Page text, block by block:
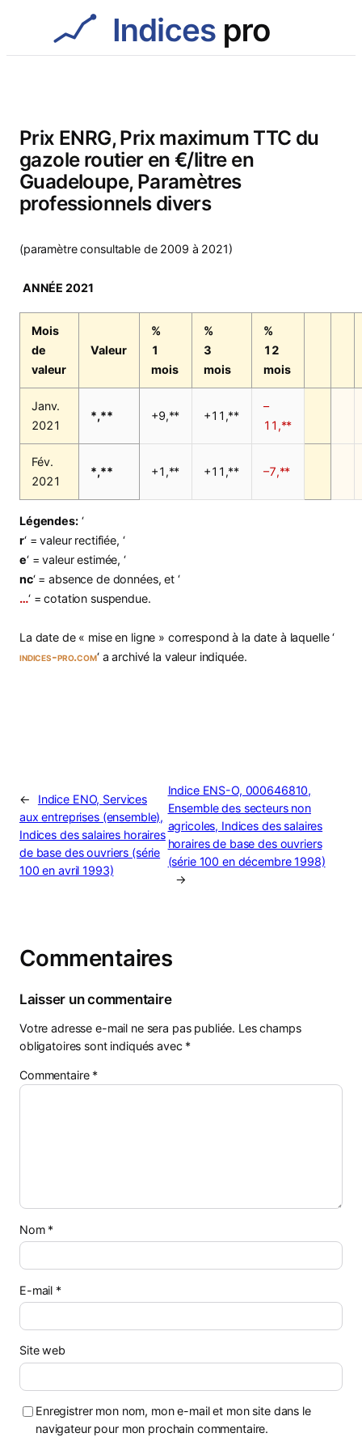
Prix ENRG, Prix maximum TTC du
gazole routier en €/litre en
Guadeloupe, Paramètres
professionnels divers
(paramètre consultable de 2009 à 2021)
ANNÉE 2021
Mois
de
valeur
Valeur
%
1
mois
%
3
mois
%
12
mois
Janv.
2021
*,** +9,** +11,**
–
11,**
Fév.
2021
*,** +1,** +11,** –7,**
Légendes:‘
r‘ = valeur rectifiée, ‘
e‘ = valeur estimée, ‘
nc‘ = absence de données, et ‘
…‘ = cotation suspendue.
La date de « mise en ligne » correspond à la date à laquelle ‘
indices-pro.com‘ a archivé la valeur indiquée.
←
Indice ENO, Services
aux entreprises (ensemble),
Indices des salaires horaires
de base des ouvriers (série
100 en avril 1993)
Indice ENS-O, 000646810,
Ensemble des secteurs non
agricoles, Indices des salaires
horaires de base des ouvriers
(série 100 en décembre 1998)
→
Commentaires
Laisser un commentaire
Votre adresse e-mail ne sera pas publiée. Les champs
obligatoires sont indiqués avec *
Commentaire *
Nom *
E-mail *
Site web
Enregistrer mon nom, mon e-mail et mon site dans le
navigateur pour mon prochain commentaire.